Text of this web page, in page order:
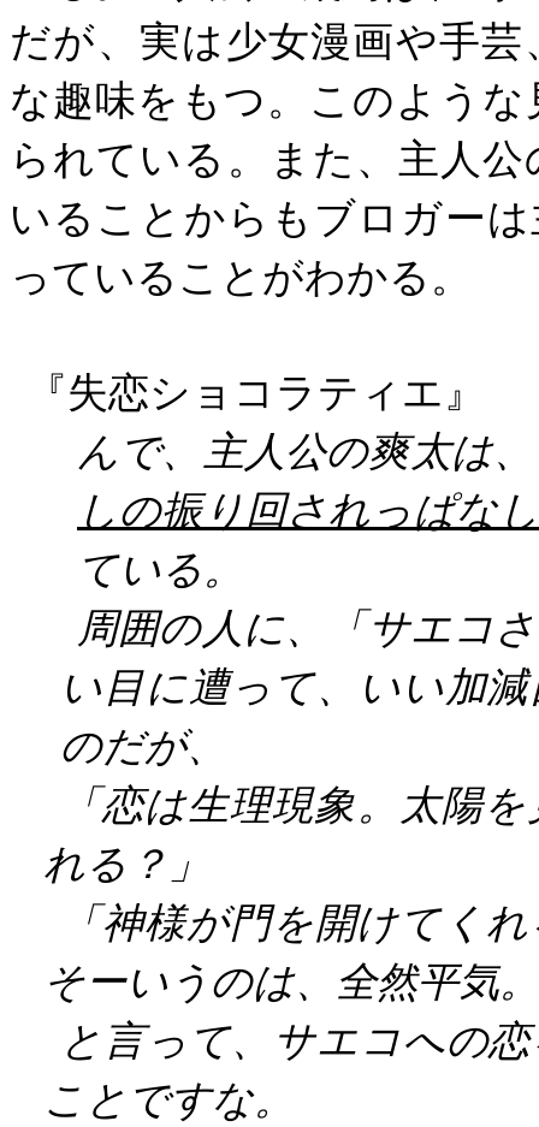
だが、実は少女漫画や手
な趣味をもつ。このよう
られている。また、主人
いることからもブロガー
っていることがわかる。
『失恋ショコラティエ』
んで、主人公の爽太は
しの振り回されっぱな
ている。
周囲の人に、「サエコ
い目に遭って、いい加
のだが、
「恋は生理現象。太陽
れる？」
「神様が門を開けてく
そーいうのは、全然平気
と言って、サエコへの
ことですな。